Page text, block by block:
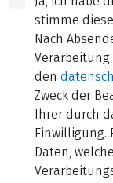
stimme
Nach
den
Zweck der
Ihrer durch
Einwilligung.
Daten,